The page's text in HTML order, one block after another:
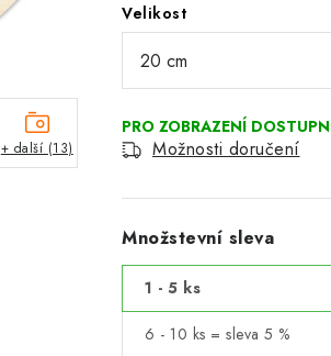
Velikost
Možnosti doručení
Množstevní sleva
1 - 5 ks
6 - 10 ks = sleva 5 %
+ další (13)